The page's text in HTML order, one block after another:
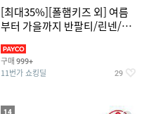
[최대35%][폴햄키즈 외] 여름
부터 가을까지 반팔티/린넨/맨
구매 999+
11번가 쇼킹딜 29
14